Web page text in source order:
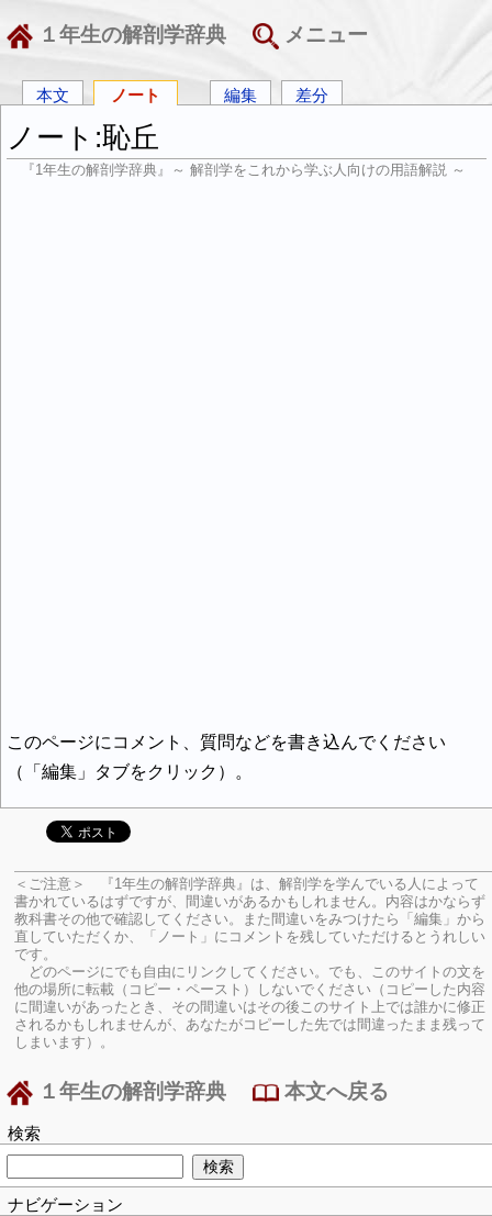
１年生の解剖学辞典 メニュー
本文 ノート 編集 差分
ノート:恥丘
『1年生の解剖学辞典』～ 解剖学をこれから学ぶ人向けの用語解説 ～
このページにコメント、質問などを書き込んでください
（「編集」タブをクリック）。
＜ご注意＞ 『1年生の解剖学辞典』は、解剖学を学んでいる人によって
書かれているはずですが、間違いがあるかもしれません。内容はかならず
教科書その他で確認してください。
また間違いをみつけたら「編集」から
直していただくか、「ノート」にコメントを残していただけるとうれしい
です。
どのページにでも自由にリンクしてください。でも、このサイトの文を
他の場所に転載（コピー・ペースト）しないでください（コピーした内容
に間違いがあったとき、その間違いはその後このサイト上では誰かに修正
されるかもしれませんが、あなたがコピーした先では間違ったまま残って
しまいます）。
１年生の解剖学辞典 本文へ戻る
検索
ナビゲーション